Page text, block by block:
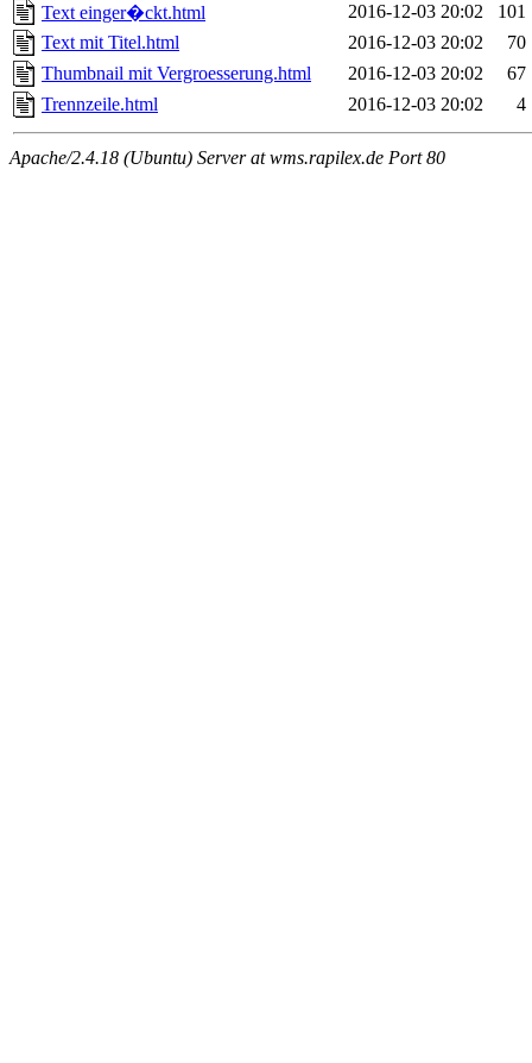
Text einger�ckt.html
2016-12-03 20:02
101
Text mit Titel.html
2016-12-03 20:02
70
Thumbnail mit Vergroesserung.html
2016-12-03 20:02
67
Trennzeile.html
2016-12-03 20:02 4
Apache/2.4.18 (Ubuntu) Server at wms.rapilex.de Port 80